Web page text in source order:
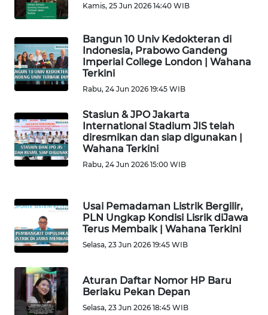
Kamis, 25 Jun 2026 14:40 WIB
Bangun 10 Univ Kedokteran di
Indonesia, Prabowo Gandeng
Imperial College London | Wahana
Terkini
Rabu, 24 Jun 2026 19:45 WIB
Stasiun & JPO Jakarta
International Stadium JIS telah
diresmikan dan siap digunakan |
Wahana Terkini
Rabu, 24 Jun 2026 15:00 WIB
Usai Pemadaman Listrik Bergilir,
PLN Ungkap Kondisi Lisrik diJawa
Terus Membaik | Wahana Terkini
Selasa, 23 Jun 2026 19:45 WIB
Aturan Daftar Nomor HP Baru
Berlaku Pekan Depan
Selasa, 23 Jun 2026 18:45 WIB
WN
WN
TAPANULI
TENGAH
WN DELI
SERDANG
WN
WN
PAKPAK
KARAWANG
WN